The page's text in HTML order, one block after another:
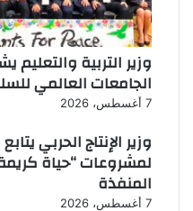
وزير التربية
الجامعات العالمي
7 أغسطس، 2026
وزير الإنتاج الحربي
لمشروعات “حياة
المنفذة
7 أغسطس، 2026